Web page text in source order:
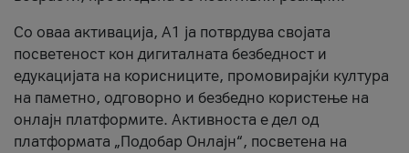
Со оваа активација, А1 ја потврдува својата
посветеност кон дигиталната безбедност и
едукацијата на корисниците, промовирајќи култура
на паметно, одговорно и безбедно користење на
онлајн платформите. Активноста е дел од
платформата „Подобар Онлајн“, посветена на